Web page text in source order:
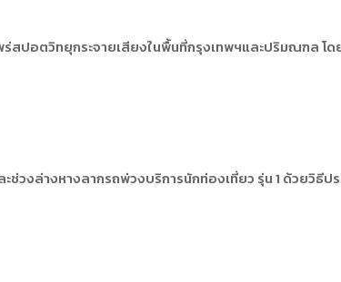
สปอตวิทยุกระจายเสียงในพื้นที่กรุงเทพฯและปริมณฑล โดย
ช่วงล่างหางลากรถพ่วงบริการนักท่องเที่ยว รุ่น 1 ด้วยวิธี